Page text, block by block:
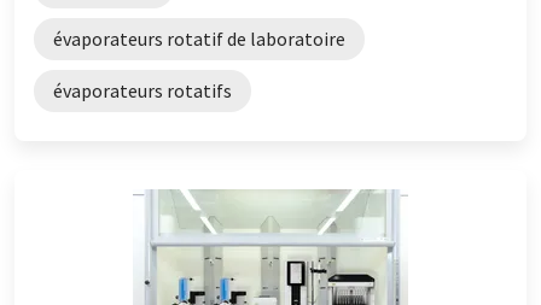
évaporateurs rotatif de laboratoire
évaporateurs rotatifs